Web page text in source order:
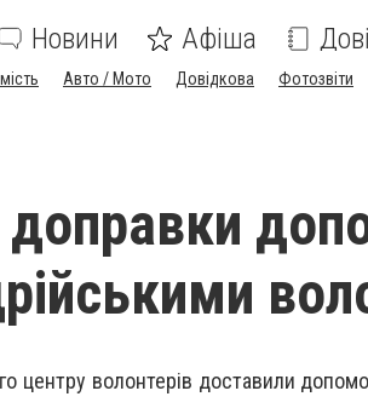
Новини Афіша
Авто / Мото Довідкова Фотозвіти
доправки
центру волонтерів доставили